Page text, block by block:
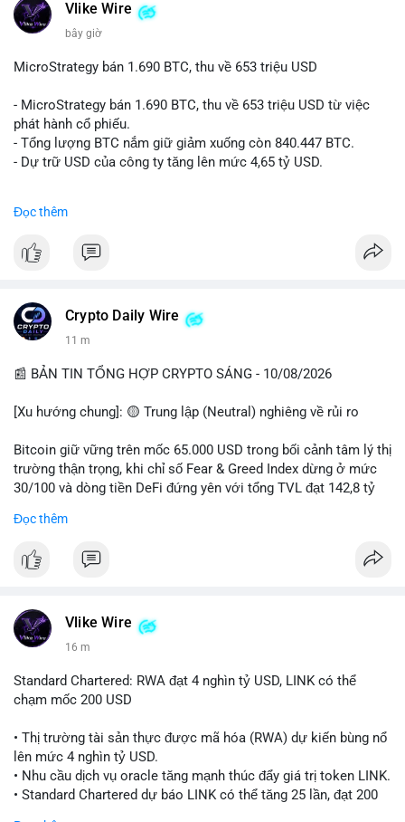
Vlike Wire
bây giờ
MicroStrategy bán 1.690 BTC, thu về 653 triệu USD
- MicroStrategy bán 1.690 BTC, thu về 653 triệu USD từ việc
phát hành cổ phiếu.
- Tổng lượng BTC nắm giữ giảm xuống còn 840.447 BTC.
- Dự trữ USD của công ty tăng lên mức 4,65 tỷ USD.
📰 Nguồn: CoinDesk
Đọc thêm
Crypto Daily Wire
11 m
📰 BẢN TIN TỔNG HỢP CRYPTO SÁNG - 10/08/2026
[Xu hướng chung]: 🟡 Trung lập (Neutral) nghiêng về rủi ro
Bitcoin giữ vững trên mốc 65.000 USD trong bối cảnh tâm lý thị
trường thận trọng, khi chỉ số Fear & Greed Index dừng ở mức
30/100 và dòng tiền DeFi đứng yên với tổng TVL đạt 142,8 tỷ
tăng gần 3% khi Iran-Oman hứa mở lại eo Hormuz, giảm lo
lớn khác. Đáng chú ý, thanh lý Short chiếm tới 81,7% tổng 35,7
triệu USD thanh lý trong 24h, cho thấy phe bán đang yếu thế.
- DeFi & Công nghệ: Standard Chartered dự báo thị trường
RWA sẽ bùng nổ lên 4 nghìn tỷ USD, kéo theo giá trị token LINK
Mastercard hoàn tất thương vụ mua lại startup stablecoin
BVNK trị giá 1,8 tỷ USD, đánh dấu bước tiến lớn trong thanh
toán số.
Đọc thêm
Vlike Wire
16 m
Standard Chartered: RWA đạt 4 nghìn tỷ USD, LINK có thể
chạm mốc 200 USD
• Thị trường tài sản thực được mã hóa (RWA) dự kiến bùng nổ
lên mức 4 nghìn tỷ USD.
• Nhu cầu dịch vụ oracle tăng mạnh thúc đẩy giá trị token LINK.
• Standard Chartered dự báo LINK có thể tăng 25 lần, đạt 200